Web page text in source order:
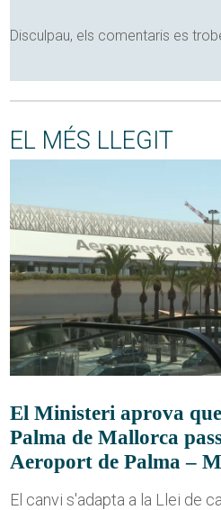
Disculpau, els comentaris es
EL MÉS LLEGIT
El Ministeri aprova
Palma de Mallorca
Aeroport de Palma –
El canvi s'adapta a la Llei de